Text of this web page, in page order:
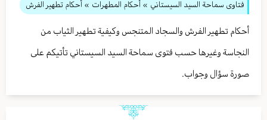
فتاوى سماحة السيد السيستاني » أحكام المطهرات » أحكام تطهير الفرش
أحكام تطهير الفرش والسجاد المتنجس وكيفية تطهير الثياب من
النجاسة وغيرها حسب فتوى سماحة السيد السيستاني تأتيكم على
صورة سؤال وجواب.